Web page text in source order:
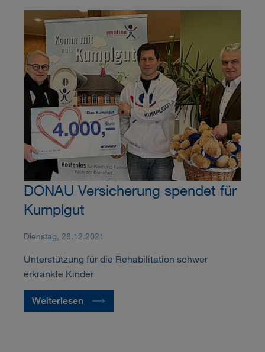
DONAU Versicherung spendet für
Kumplgut
Dienstag, 28.12.2021
Unterstützung für die Rehabilitation schwer
erkrankte Kinder
Weiterlesen